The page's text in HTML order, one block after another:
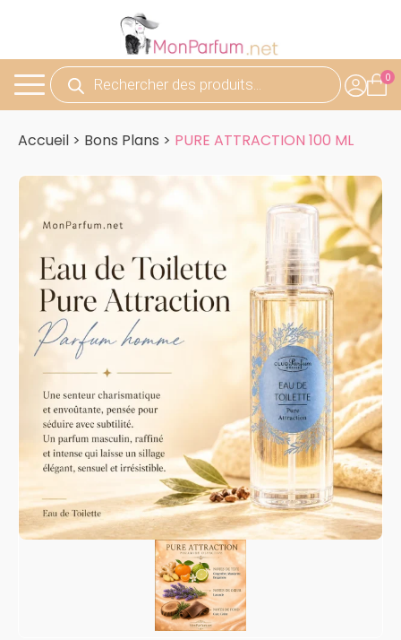
Recherche
de
produits
Accueil > Bons Plans > PURE ATTRACTION 100 ML